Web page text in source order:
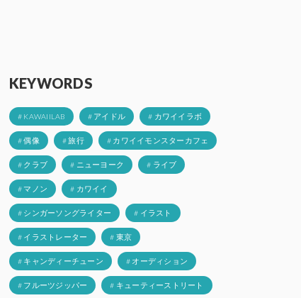
KEYWORDS
# KAWAIILAB # アイドル # カワイイラボ
# 偶像 # 旅行 # カワイイモンスターカフェ
# クラブ # ニューヨーク # ライブ
# マノン # カワイイ
# シンガーソングライター # イラスト
# イラストレーター # 東京
# キャンディーチューン # オーディション
# フルーツジッパー # キューティーストリート